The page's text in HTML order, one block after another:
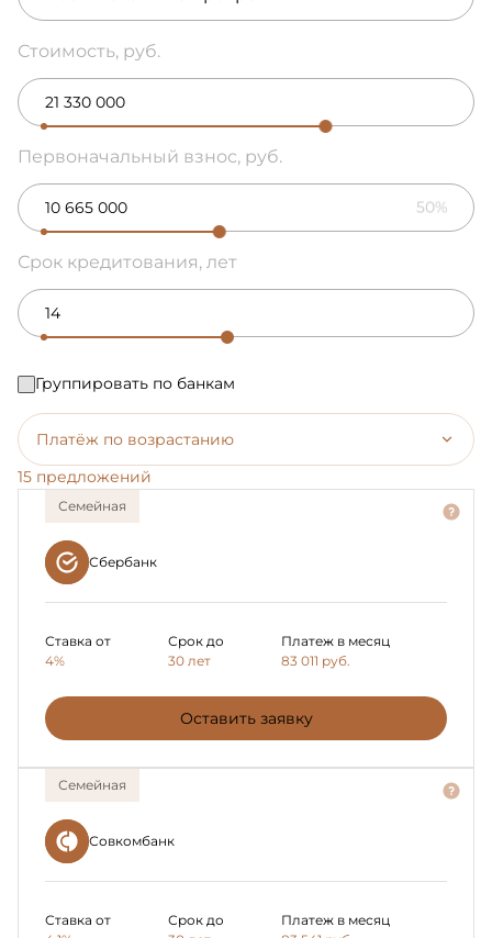
Стоимость, руб.
Первоначальный взнос, руб.
50%
Срок кредитования, лет
Группировать по банкам
Платёж по возрастанию
15 предложений
Семейная
Сбербанк
Ставка от
4%
Срок до
30 лет
Платеж в месяц
83 011 руб.
Оставить заявку
Семейная
Совкомбанк
Ставка от
Срок до
Платеж в месяц